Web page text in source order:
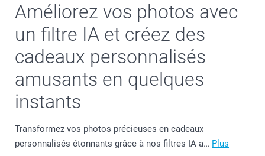
Améliorez vos photos avec
un filtre IA et créez des
cadeaux personnalisés
amusants en quelques
instants
Transformez vos photos précieuses en cadeaux
personnalisés étonnants grâce à nos filtres IA a… Plus